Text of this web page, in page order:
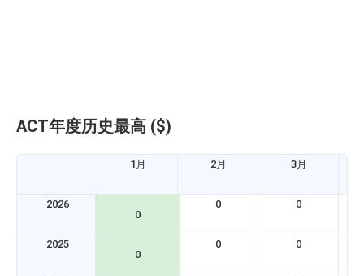
ACT年度历史最高 ($)
1月 2月 3月
2026
0
0 0
2025
0
0 0